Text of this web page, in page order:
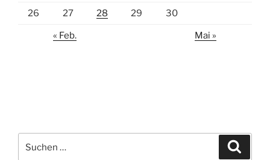
26 27 28 29 30
« Feb. Mai »
nach: